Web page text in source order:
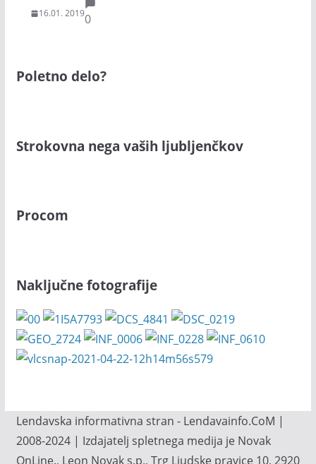
16.01. 20190
Poletno delo?
Strokovna nega vaših ljubljenčkov
Procom
Naključne fotografije
Lendavska informativna stran - Lendavainfo.CoM |
2008-2024 | Izdajatelj spletnega medija je Novak
OnLine., Leon Novak s.p., Trg Ljudske pravice 10, 2920